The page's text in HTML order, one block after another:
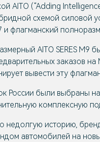
AITO (“Adding
схемой силовой
флагманский
AITO SERES
заказов
вывести эту
России были выбраны
комплексную
недолгую историю,
автомобилей на